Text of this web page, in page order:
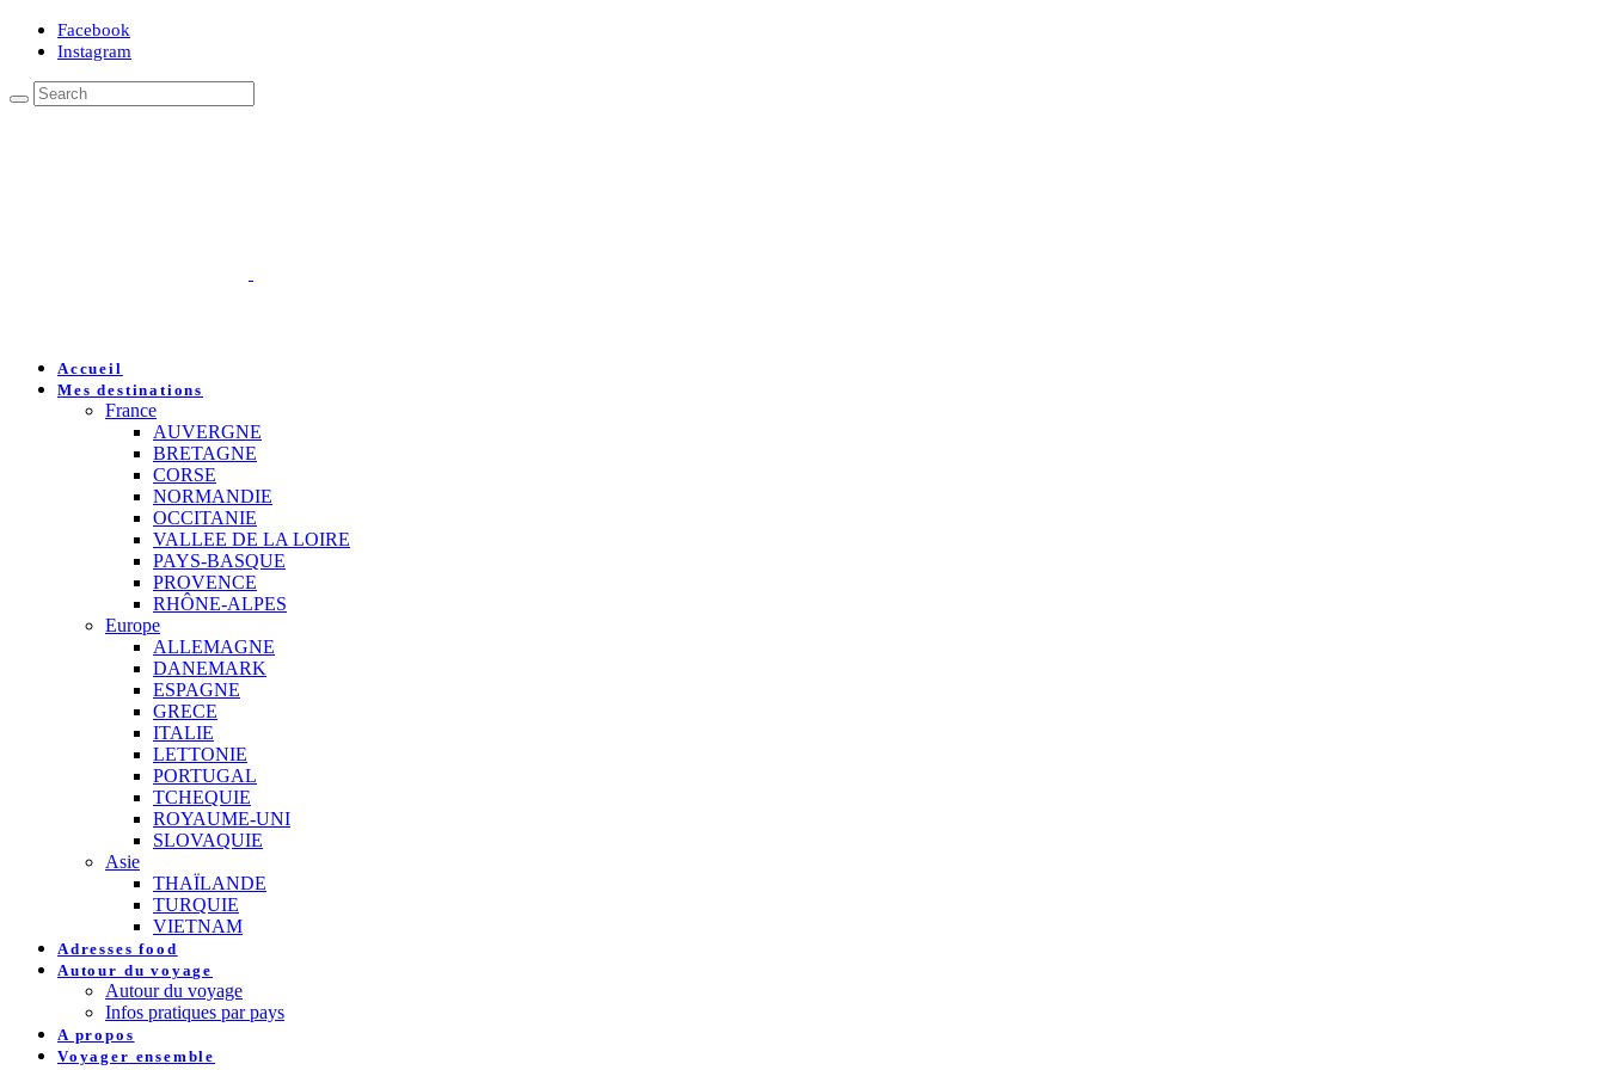
Facebook
Instagram
Accueil
Mes destinations
France
AUVERGNE
BRETAGNE
CORSE
NORMANDIE
OCCITANIE
VALLEE DE LA LOIRE
PAYS-BASQUE
PROVENCE
RHÔNE-ALPES
Europe
ALLEMAGNE
DANEMARK
ESPAGNE
GRECE
ITALIE
LETTONIE
PORTUGAL
TCHEQUIE
ROYAUME-UNI
SLOVAQUIE
Asie
THAÏLANDE
TURQUIE
VIETNAM
Adresses food
Autour du voyage
Autour du voyage
Infos pratiques par pays
A propos
Voyager ensemble